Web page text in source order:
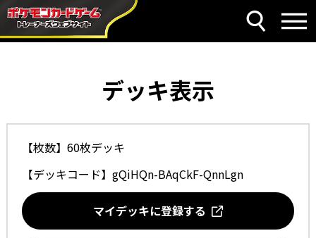
デッキ表示
【枚数】60枚デッキ
【デッキコード】 gQiHQn-BAqCkF-QnnLgn
マイデッキに登録する